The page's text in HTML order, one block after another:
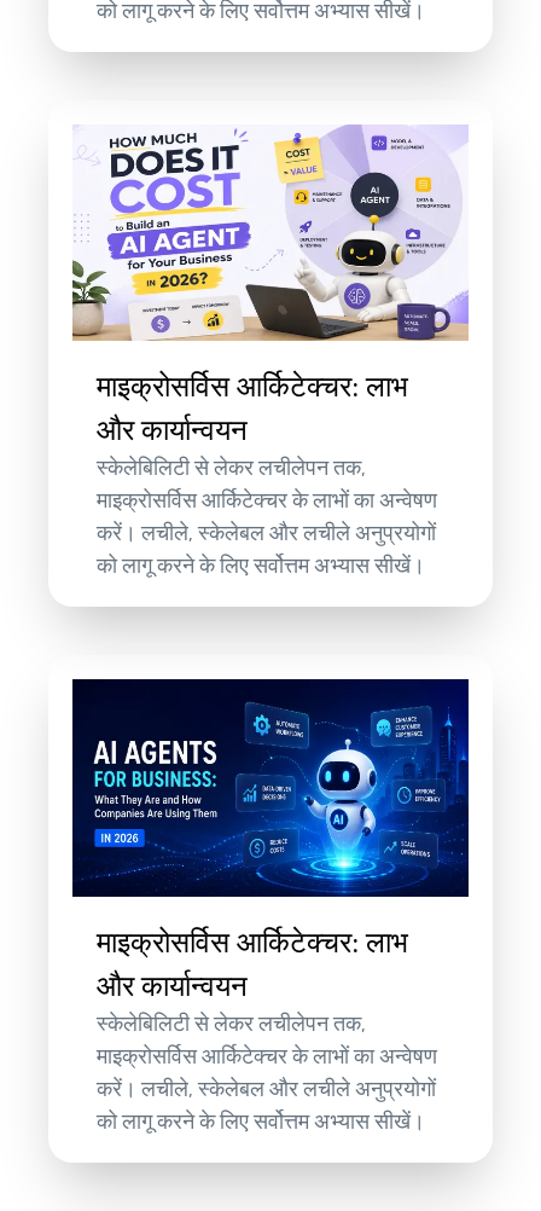
को लागू करने के लिए सर्वोत्तम अभ्यास सीखें।
माइक्रोसर्विस आर्किटेक्चर: लाभ
और कार्यान्वयन
स्केलेबिलिटी से लेकर लचीलेपन तक,
माइक्रोसर्विस आर्किटेक्चर के लाभों का अन्वेषण
करें। लचीले, स्केलेबल और लचीले अनुप्रयोगों
को लागू करने के लिए सर्वोत्तम अभ्यास सीखें।
माइक्रोसर्विस आर्किटेक्चर: लाभ
और कार्यान्वयन
स्केलेबिलिटी से लेकर लचीलेपन तक,
माइक्रोसर्विस आर्किटेक्चर के लाभों का अन्वेषण
करें। लचीले, स्केलेबल और लचीले अनुप्रयोगों
को लागू करने के लिए सर्वोत्तम अभ्यास सीखें।